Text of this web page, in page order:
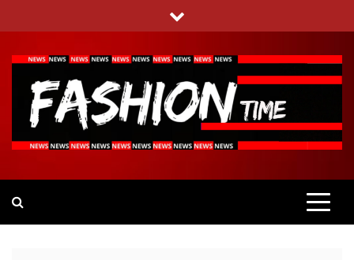
to
content